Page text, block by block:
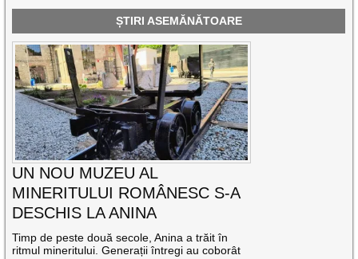
ȘTIRI ASEMĂNĂTOARE
UN NOU MUZEU AL
MINERITULUI ROMÂNESC S-A
DESCHIS LA ANINA
Timp de peste două secole, Anina a trăit în
ritmul mineritului. Generații întregi au coborât